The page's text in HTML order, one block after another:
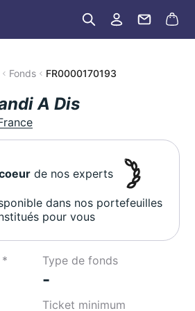
Fonds FR0000170193
A Dis
de nos experts
dans nos portefeuilles
pour vous
* Type de fonds
-
Ticket minimum